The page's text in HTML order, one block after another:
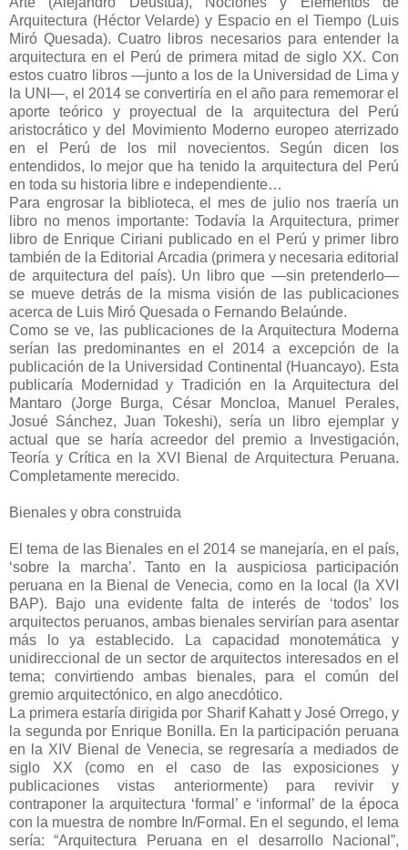
Arquitectura (Héctor Velarde) y Espacio en el Tiempo (Luis
Miró Quesada). Cuatro libros necesarios para entender la
arquitectura en el Perú de primera mitad de siglo XX. Con
estos cuatro libros —junto a los de la Universidad de Lima y
la UNI—, el 2014 se convertiría en el año para rememorar el
aporte teórico y proyectual de la arquitectura del Perú
aristocrático y del Movimiento Moderno europeo aterrizado
en el Perú de los mil novecientos. Según dicen los
entendidos, lo mejor que ha tenido la arquitectura del Perú
en toda su historia libre e independiente…
Para engrosar la biblioteca, el mes de julio nos traería un
libro no menos importante: Todavía la Arquitectura, primer
libro de Enrique Ciriani publicado en el Perú y primer libro
también de la Editorial Arcadia (primera y necesaria editorial
de arquitectura del país). Un libro que —sin pretenderlo—
se mueve detrás de la misma visión de las publicaciones
acerca de Luis Miró Quesada o Fernando Belaúnde.
Como se ve, las publicaciones de la Arquitectura Moderna
serían las predominantes en el 2014 a excepción de la
publicación de la Universidad Continental (Huancayo). Esta
publicaría Modernidad y Tradición en la Arquitectura del
Mantaro (Jorge Burga, César Moncloa, Manuel Perales,
Josué Sánchez, Juan Tokeshi), sería un libro ejemplar y
actual que se haría acreedor del premio a Investigación,
Teoría y Crítica en la XVI Bienal de Arquitectura Peruana.
Completamente merecido.
Bienales y obra construida
El tema de las Bienales en el 2014 se manejaría, en el país,
‘sobre la marcha’. Tanto en la auspiciosa participación
peruana en la Bienal de Venecia, como en la local (la XVI
BAP). Bajo una evidente falta de interés de ‘todos’ los
arquitectos peruanos, ambas bienales servirían para asentar
más lo ya establecido. La capacidad monotemática y
unidireccional de un sector de arquitectos interesados en el
tema; convirtiendo ambas bienales, para el común del
gremio arquitectónico, en algo anecdótico.
La primera estaría dirigida por Sharif Kahatt y José Orrego, y
la segunda por Enrique Bonilla. En la participación peruana
en la XIV Bienal de Venecia, se regresaría a mediados de
siglo XX (como en el caso de las exposiciones y
publicaciones vistas anteriormente) para revivir y
contraponer la arquitectura ‘formal’ e ‘informal’ de la época
con la muestra de nombre In/Formal. En el segundo, el lema
sería: “Arquitectura Peruana en el desarrollo Nacional”,